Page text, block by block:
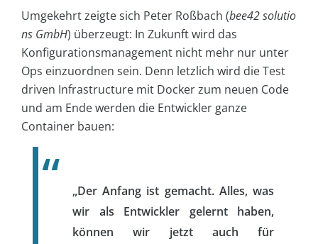
Umgekehrt zeigte sich Peter Roßbach (bee42 solutio
ns GmbH) überzeugt: In Zukunft wird das
Konfigurationsmanagement nicht mehr nur unter
Ops einzuordnen sein. Denn letzlich wird die Test
driven Infrastructure mit Docker zum neuen Code
und am Ende werden die Entwickler ganze
Container bauen:
„Der Anfang ist gemacht. Alles, was
wir als Entwickler gelernt haben,
können wir jetzt auch für